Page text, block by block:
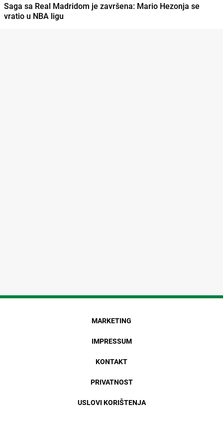
Saga sa Real Madridom je završena: Mario Hezonja se
vratio u NBA ligu
MARKETING
IMPRESSUM
KONTAKT
PRIVATNOST
USLOVI KORIŠTENJA